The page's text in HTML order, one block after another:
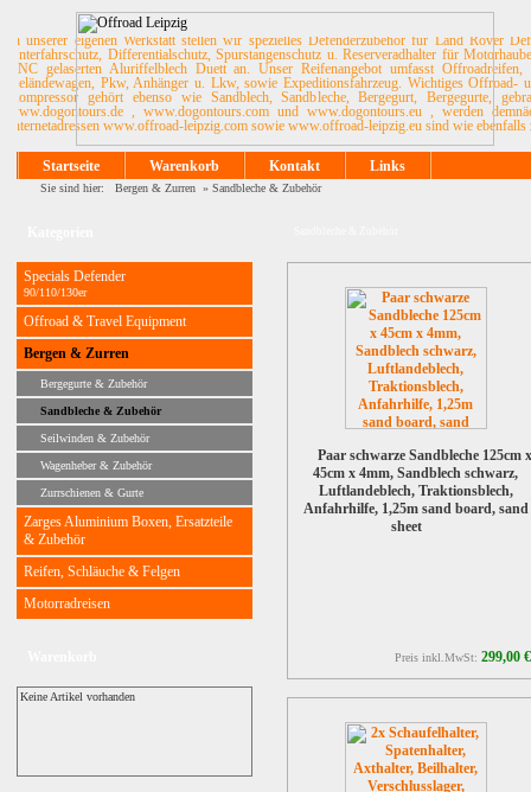
In unserer eigenen Werkstatt stellen wir spezielles Defenderzubehör für Land Rover
Unterfahrschutz, Differentialschutz, Spurstangenschutz u. Reserveradhalter für
CNC gelaserten Aluriffelblech Duett an. Unser Reifenangebot umfasst
Geländewagen, Pkw, Anhänger u. Lkw, sowie Expeditionsfahrzeug. Wichtiges
Kompressor gehört ebenso wie Sandblech, Sandbleche, Bergegurt, Bergegurte,
www.dogontours.de , www.dogontours.com und www.dogontours.eu , werden
Internetadressen www.offroad-leipzig.com sowie www.offroad-leipzig.eu sind wie ebenfalls
Startseite Warenkorb Kontakt Links
Sie sind hier: Bergen & Zurren » Sandbleche & Zubehör
Specials Defender
90/110/130er
Offroad & Travel Equipment
Bergen & Zurren
Bergegurte & Zubehör
Sandbleche & Zubehör
Seilwinden & Zubehör
Wagenheber & Zubehör
Zurrschienen & Gurte
Zarges Aluminium Boxen, Ersatzteile
& Zubehör
Reifen, Schläuche & Felgen
Motorradreisen
Keine Artikel vorhanden
Paar schwarze Sandbleche 125cm x
45cm x 4mm, Sandblech schwarz,
Luftlandeblech, Traktionsblech,
Anfahrhilfe, 1,25m sand board, sand
sheet
Preis inkl.MwSt: 299,00 €